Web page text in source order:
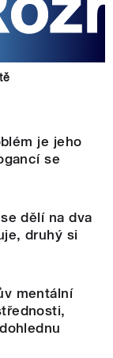
je jeho
se
dělí na dva
druhý si
mentální